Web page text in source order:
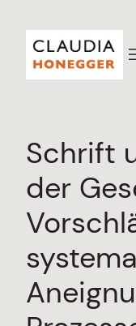
Inhalt
springen
Schrift
der